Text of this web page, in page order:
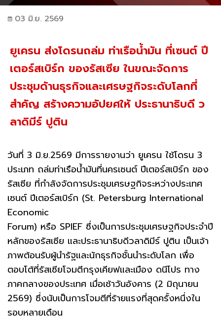
03 มิ.ย. 2569
ยูเครน ส่งโดรนถล่ม ท่าเรือน้ำมัน ที่เซนต์ ปี
เตอร์สเบิร์ก ของรัสเซีย ในขณะจัดการ
ประชุมด้านธุรกิจและเศรษฐกิจระดับโลกที่
สำคัญ สร้างความอัปยศให้ ประธานาธิบดี ว
ลาดิมีร์ ปูติน
วันที่ 3 มิ.ย.2569 มีการรายงานว่า ยูเครน ใช้โดรน 3
ประเภท ถล่มท่าเรือน้ำมันที่นครเซนต์ ปีเตอร์สเบิร์ก ของ
รัสเซีย ที่กำลังจัดการประชุมเศรษฐกิจระหว่างประเทศ
เซนต์ ปีเตอร์สเบิร์ก (St. Petersburg International
Economic
Forum) หรือ SPIEF ซึ่งเป็นการประชุมเศรษฐกิจประจำปี
หลักของรัสเซีย และประธานาธิบดีวลาดิมีร์ ปูติน เป็นเจ้า
ภาพต้อนรับผู้นำรัฐและนักธุรกิจชั้นนำระดับโลก เพื่อ
ตอบโต้ที่รัสเซียโจมตีกรุงเคียฟและเมือง ดนีโปร ทาง
ภาคกลางของประเทศ เมื่อเช้าวันอังคาร (2 มิถุนายน
2569) ซึ่งนับเป็นการโจมตีที่ร้ายแรงที่สุดครั้งหนึ่งใน
รอบหลายเดือน